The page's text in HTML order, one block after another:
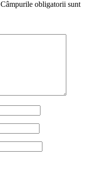
Câmpurile obligatorii sunt